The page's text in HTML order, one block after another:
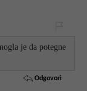
je da potegne
Odgovori